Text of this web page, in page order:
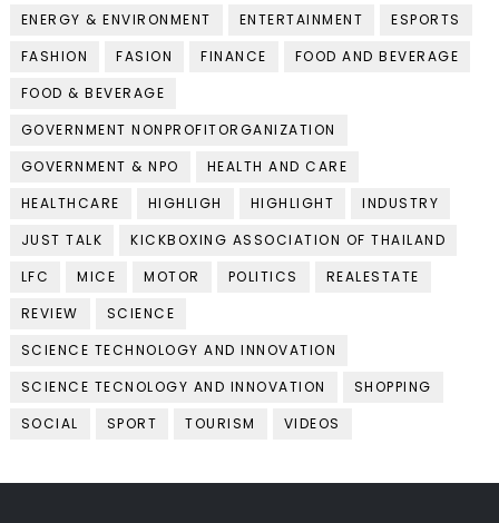
ENERGY & ENVIRONMENT
ENTERTAINMENT
ESPORTS
FASHION
FASION FINANCE
FOOD AND BEVERAGE
FOOD & BEVERAGE
GOVERNMENT NONPROFITORGANIZATION
GOVERNMENT & NPO
HEALTH AND CARE
HEALTHCARE
HIGHLIGH HIGHLIGHT
INDUSTRY
JUST TALK
KICKBOXING ASSOCIATION OF THAILAND
LFC
MICE MOTOR POLITICS
REALESTATE
REVIEW
SCIENCE
SCIENCE TECHNOLOGY AND INNOVATION
SCIENCE TECNOLOGY AND INNOVATION
SHOPPING
SOCIAL
SPORT TOURISM VIDEOS